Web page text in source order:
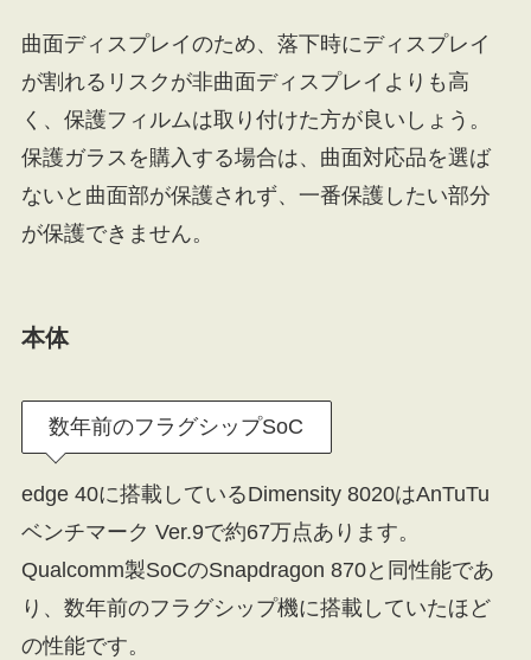
曲面ディスプレイのため、落下時にディスプレイ
が割れるリスクが非曲面ディスプレイよりも高
く、保護フィルムは取り付けた方が良いしょう。
保護ガラスを購入する場合は、曲面対応品を選ば
ないと曲面部が保護されず、一番保護したい部分
が保護できません。
本体
数年前のフラグシップSoC
edge 40に搭載しているDimensity 8020はAnTuTu
ベンチマーク Ver.9で約67万点あります。
Qualcomm製SoCのSnapdragon 870と同性能であ
り、数年前のフラグシップ機に搭載していたほど
の性能です。